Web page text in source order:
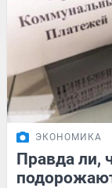
ЭКОНОМИКА
Правда ли,